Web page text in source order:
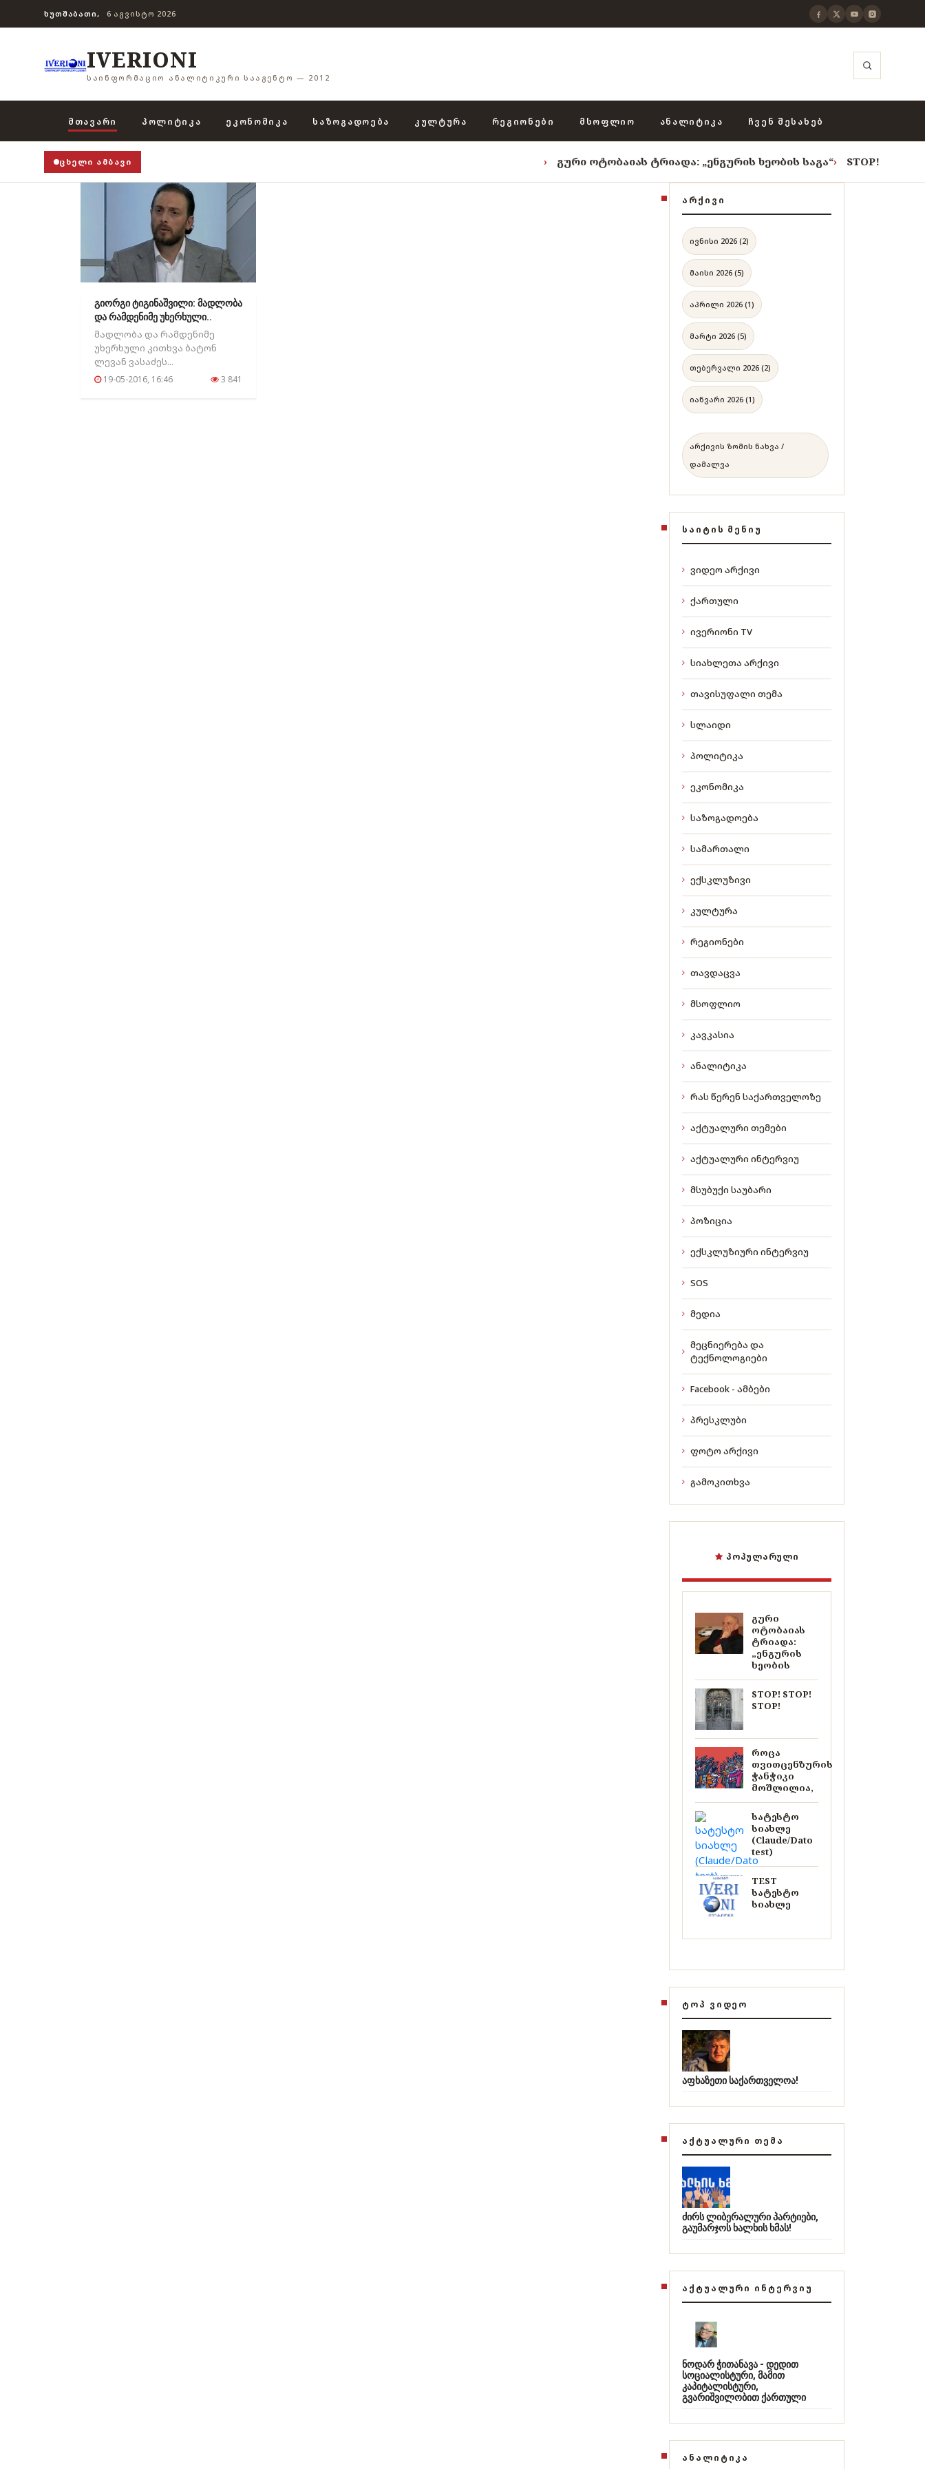
ᲮᲣᲗᲨᲐᲑᲐᲗᲘ, 6 ᲐᲒᲕᲘᲡᲢᲝ 2026
IVERIONI
ᲡᲐᲘᲜᲤᲝᲠᲛᲐᲪᲘᲝ ᲐᲜᲐᲚᲘᲢᲘᲙᲣᲠᲘ ᲡᲐᲐᲒᲔᲜᲢᲝ — 2012
ᲛᲗᲐᲕᲐᲠᲘ ᲞᲝᲚᲘᲢᲘᲙᲐ ᲔᲙᲝᲜᲝᲛᲘᲙᲐ ᲡᲐᲖᲝᲒᲐᲓᲝᲔᲑᲐ ᲙᲣᲚᲢᲣᲠᲐ ᲠᲔᲒᲘᲝᲜᲔᲑᲘ ᲛᲡᲝᲤᲚᲘᲝ ᲐᲜᲐᲚᲘᲢᲘᲙᲐ ᲩᲕᲔᲜ ᲨᲔᲡᲐᲮᲔᲑ
ᲪᲮᲔᲚᲘ ᲐᲛᲑᲐᲕᲘ გური ოტობაიას ტრიადა: „ენგურის ხეობის საგა“› STOP! STOP! STOP!
გიორგი ტიგინაშვილი: მადლობა
და რამდენიმე უხერხული..
მადლობა და რამდენიმე
უხერხული კითხვა ბატონ
ლევან ვასაძეს...
19-05-2016, 16:46 3 841
ᲐᲠᲥᲘᲕᲘ
ივნისი 2026 (2)
მაისი 2026 (5)
აპრილი 2026 (1)
მარტი 2026 (5)
თებერვალი 2026 (2)
იანვარი 2026 (1)
არქივის ზომის ნახვა /
დამალვა
ᲡᲐᲘᲢᲘᲡ ᲛᲔᲜᲘᲣ
ვიდეო არქივი
ქართული
ივერიონი TV
სიახლეთა არქივი
თავისუფალი თემა
სლაიდი
პოლიტიკა
ეკონომიკა
საზოგადოება
სამართალი
ექსკლუზივი
კულტურა
რეგიონები
თავდაცვა
მსოფლიო
კავკასია
ანალიტიკა
რას წერენ საქართველოზე
აქტუალური თემები
აქტუალური ინტერვიუ
მსუბუქი საუბარი
პოზიცია
ექსკლუზიური ინტერვიუ
SOS
მედია
მეცნიერება და
ტექნოლოგიები
Facebook - ამბები
პრესკლუბი
ფოტო არქივი
გამოკითხვა
ᲞᲝᲞᲣᲚᲐᲠᲣᲚᲘ
გური
ოტობაიას
ტრიადა:
„ენგურის
ხეობის
STOP! STOP!
STOP!
როცა
თვითცენზურის
ჭანჭიკი
მოშლილია,
სატესტო
სიახლე
(Claude/Dato
test)
TEST
სატესტო
სიახლე
ᲢᲝᲞ ᲕᲘᲓᲔᲝ
აფხაზეთი საქართველოა!
ᲐᲥᲢᲣᲐᲚᲣᲠᲘ ᲗᲔᲛᲐ
ძირს ლიბერალური პარტიები,
გაუმარჯოს ხალხის ხმას!
ᲐᲥᲢᲣᲐᲚᲣᲠᲘ ᲘᲜᲢᲔᲠᲕᲘᲣ
ნოდარ ჭითანავა - დედით
სოციალისტური, მამით
კაპიტალისტური,
გვარიშვილობით ქართული
ᲐᲜᲐᲚᲘᲢᲘᲙᲐ